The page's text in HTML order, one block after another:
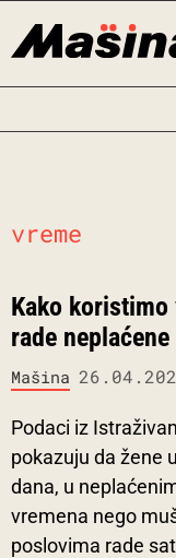
vreme
Kako koristimo
rade
Mašina
Podaci iz
pokazuju da žene
dana, u
vremena nego
poslovima rade